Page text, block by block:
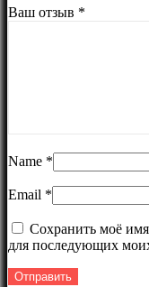
Ваш отзыв *
Name *
Email *
Сохранить моё
для последующих